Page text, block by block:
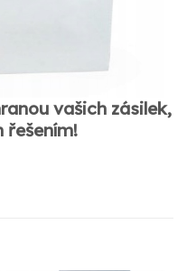
vašich zásilek,
řešením!